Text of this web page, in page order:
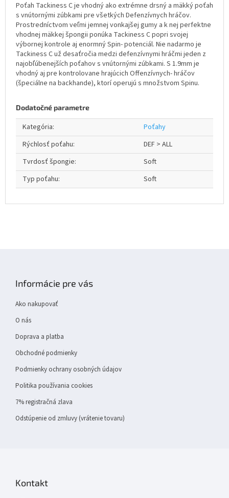
Poťah Tackiness C je vhodný ako extrémne drsný a mäkký poťah
s vnútornými zúbkami pre všetkých Defenzívnych hráčov.
Prostredníctvom veľmi jemnej vonkajšej gumy a k nej perfektne
vhodnej mäkkej špongii ponúka Tackiness C popri svojej
výbornej kontrole aj enormný Spin- potenciál. Nie nadarmo je
Tackiness C už desaťročia medzi defenzívnymi hráčmi jeden z
najobľúbenejších poťahov s vnútornými zúbkami. S 1.9mm je
vhodný aj pre kontrolovane hrajúcich Offenzívnych- hráčov
(špeciálne na backhande), ktorí operujú s množstvom Spinu.
Dodatočné parametre
Kategória:
Poťahy
Rýchlosť poťahu:
DEF > ALL
Tvrdosť špongie:
Soft
Typ poťahu: Soft
Informácie pre vás
Ako nakupovať
O nás
Doprava a platba
Obchodné podmienky
Podmienky ochrany osobných údajov
Politika používania cookies
7% registračná zlava
Odstúpenie od zmluvy (vrátenie tovaru)
Kontakt